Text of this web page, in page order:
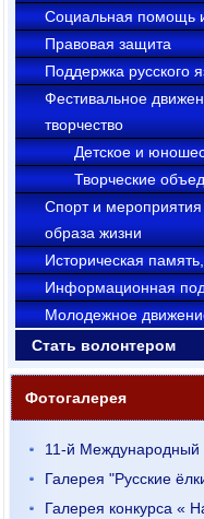
Социальная помощь
Правовая защита
Поддержка русского
Фестивальное
творчество
Детское и
Творческие
Cпорт и
образа жизни
Историческая
Информационная
Молодежное
Стать волонтером
Фотогалерея
11-й Международный
Галерея "Русские
Галерея конкурса «